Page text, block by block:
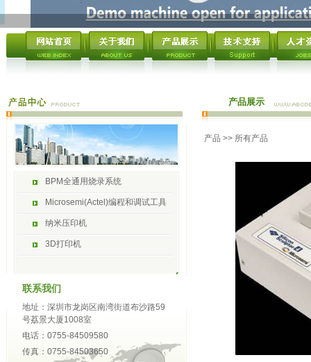
BPM全通用烧录系统
Microsemi(Actel)编程和调试工具
纳米压印机
3D打印机
联系我们
地址：深圳市龙岗区南湾街道布沙路59
号荔景大厦1008室
电话：0755-84509580
传真：0755-84503650
产品展示
产品 >> 所有产品